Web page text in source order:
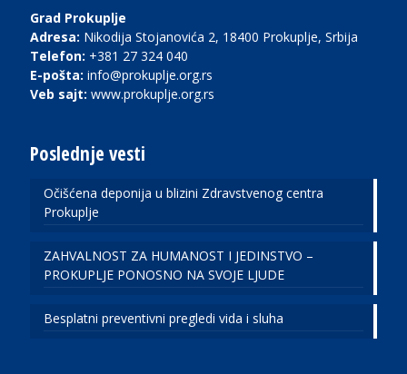
Grad Prokuplje
Adresa: Nikodija Stojanovića 2, 18400 Prokuplje, Srbija
Telefon: +381 27 324 040
E-pošta: info@prokuplje.org.rs
Veb sajt: www.prokuplje.org.rs
Poslednje vesti
Očišćena deponija u blizini Zdravstvenog centra
Prokuplje
ZAHVALNOST ZA HUMANOST I JEDINSTVO –
PROKUPLJE PONOSNO NA SVOJE LJUDE
Besplatni preventivni pregledi vida i sluha